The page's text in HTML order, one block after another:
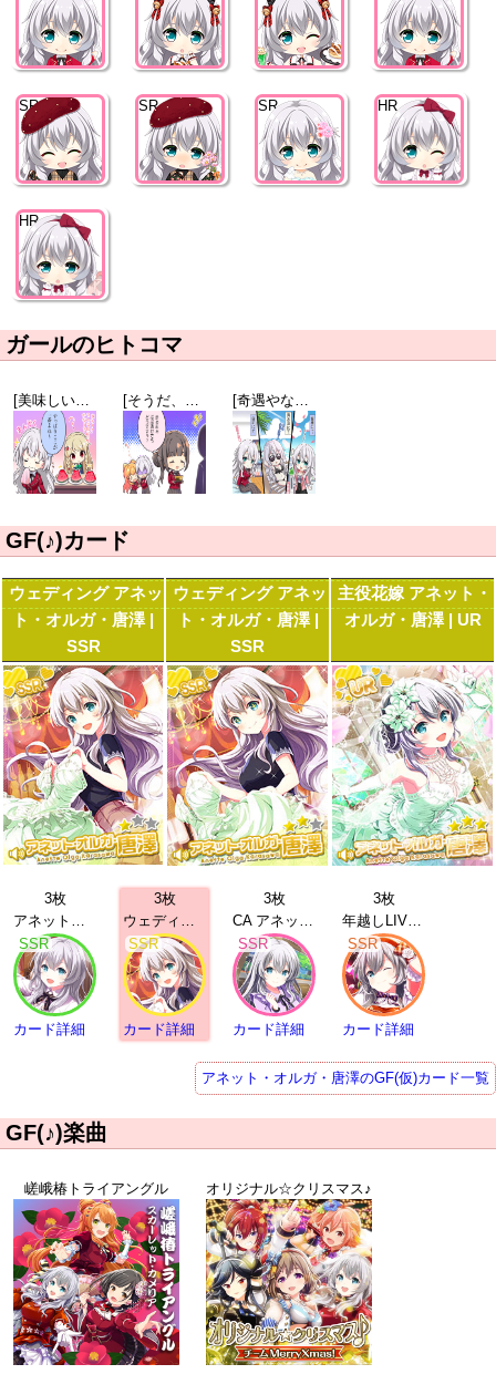
SR SR SR HR
HR
ガールのヒトコマ
GF(♪)カード
ウェディング アネッ
ト・オルガ・唐澤 |
SSR
ウェディング アネッ
ト・オルガ・唐澤 |
SSR
主役花嫁 アネット・
オルガ・唐澤 | UR
3枚
SSR
カード詳細
3枚
SSR
カード詳細
3枚
SSR
カード詳細
3枚
SSR
カード詳細
アネット・オルガ・唐澤のGF(仮)カード一覧
GF(♪)楽曲
嵯峨椿トライアングル オリジナル☆クリスマス♪